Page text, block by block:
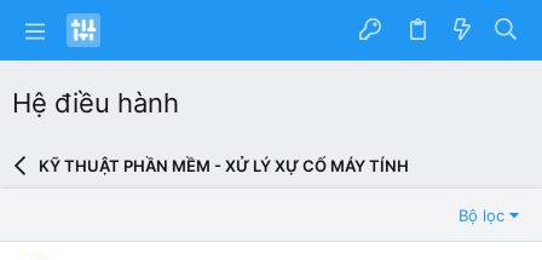
Hệ điều hành
KỸ THUẬT PHẦN MỀM - XỬ LÝ XỰ CỐ MÁY TÍNH
Bộ lọc